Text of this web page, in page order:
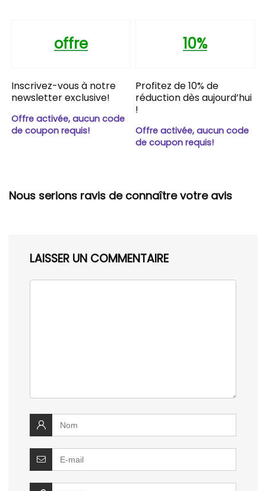
offre
Inscrivez-vous à notre
newsletter exclusive!
Offre activée, aucun code
de coupon requis!
10%
Profitez de 10% de
réduction dès aujourd’hui
!
Offre activée, aucun code
de coupon requis!
Nous serions ravis de connaître votre avis
LAISSER UN COMMENTAIRE